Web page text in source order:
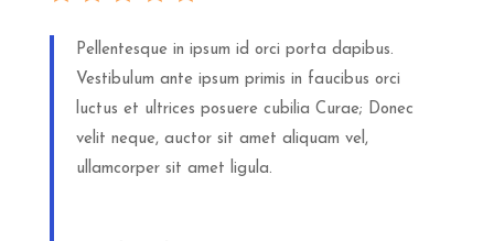
Pellentesque in ipsum id orci porta dapibus.
Vestibulum ante ipsum primis in faucibus orci
luctus et ultrices posuere cubilia Curae; Donec
velit neque, auctor sit amet aliquam vel,
ullamcorper sit amet ligula.